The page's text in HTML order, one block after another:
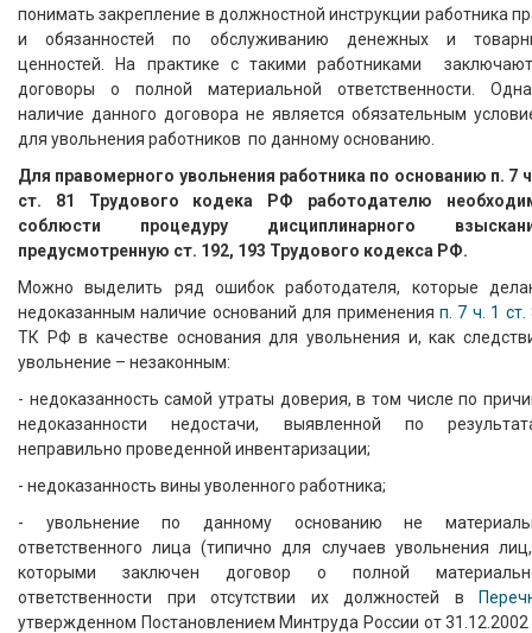
понимать закрепление в должностной инструкции работника
и обязанностей по обслуживанию денежных и
ценностей. На практике с такими работниками
договоры о полной материальной ответственности.
наличие данного договора не является обязательным
для увольнения работников по данному основанию.
Для правомерного увольнения работника по основанию п. 7
ст. 81 Трудового кодека РФ работодателю
соблюсти процедуру дисциплинарного
предусмотренную ст. 192, 193 Трудового кодекса РФ.
Можно выделить ряд ошибок работодателя, которые
недоказанным наличие оснований для применения п. 7 ч. 1 ст.
ТК РФ в качестве основания для увольнения и, как
увольнение – незаконным:
- недоказанность самой утраты доверия, в том числе по
недоказанности недостачи, выявленной по
неправильно проведенной инвентаризации;
- недоказанность вины уволенного работника;
- увольнение по данному основанию не
ответственного лица (типично для случаев увольнения
которыми заключен договор о полной
ответственности при отсутствии их должностей в
утвержденном Постановлением Минтруда России от